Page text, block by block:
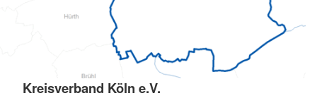
Kreisverband Köln e.V.